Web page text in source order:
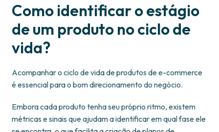
Como identificar o estágio
de um produto no ciclo de
vida?
Acompanhar o ciclo de vida de produtos de e-commerce
é essencial para o bom direcionamento do negócio.
Embora cada produto tenha seu próprio ritmo, existem
métricas e sinais que ajudam a identificar em qual fase ele